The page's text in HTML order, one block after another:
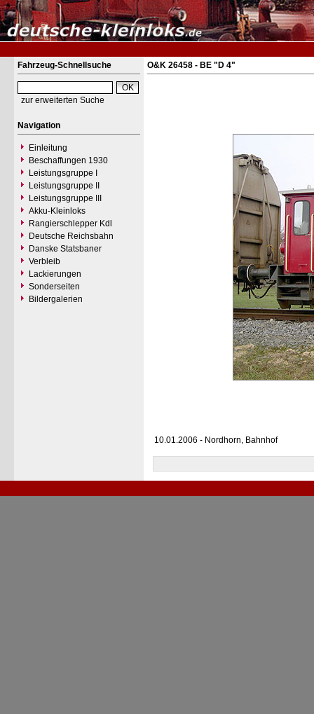
Fahrzeug-Schnellsuche
zur erweiterten Suche
Navigation
Einleitung
Beschaffungen 1930
Leistungsgruppe I
Leistungsgruppe II
Leistungsgruppe III
Akku-Kleinloks
Rangierschlepper Kdl
Deutsche Reichsbahn
Danske Statsbaner
Verbleib
Lackierungen
Sonderseiten
Bildergalerien
O&K 26458 - BE "D 4"
10.01.2006 - Nordhorn, Bahnhof